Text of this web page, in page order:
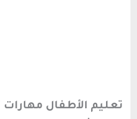
تعليم الأطفال